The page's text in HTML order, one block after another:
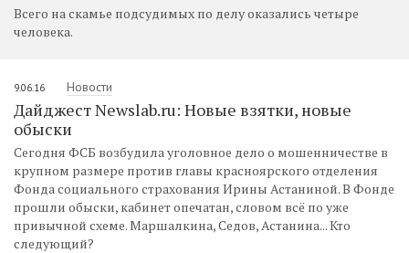
Всего на скамье подсудимых по делу оказались четыре
человека.
9.06.16 Новости
Дайджест Newslab.ru: Новые взятки, новые
обыски
Сегодня ФСБ возбудила уголовное дело о мошенничестве в
крупном размере против главы красноярского отделения
Фонда социального страхования Ирины Астаниной. В Фонде
прошли обыски, кабинет опечатан, словом всё по уже
привычной схеме. Маршалкина, Седов, Астанина... Кто
следующий?